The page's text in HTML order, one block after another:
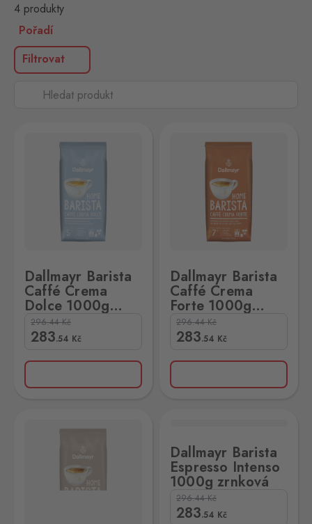
4 produkty
Pořadí
Filtrovat
Dallmayr Barista
Caffé Crema
Dolce 1000g
zrnková
296.44Kč
283.54 Kč
Dallmayr Barista
Caffé Crema
Forte 1000g
zrnková
296.44Kč
283.54 Kč
Dallmayr Barista
Espresso Intenso
1000g zrnková
296.44Kč
283.54 Kč